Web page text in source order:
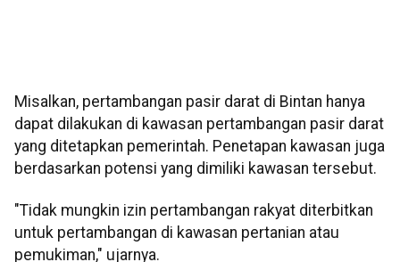
Misalkan, pertambangan pasir darat di Bintan hanya
dapat dilakukan di kawasan pertambangan pasir darat
yang ditetapkan pemerintah. Penetapan kawasan juga
berdasarkan potensi yang dimiliki kawasan tersebut.
"Tidak mungkin izin pertambangan rakyat diterbitkan
untuk pertambangan di kawasan pertanian atau
pemukiman," ujarnya.